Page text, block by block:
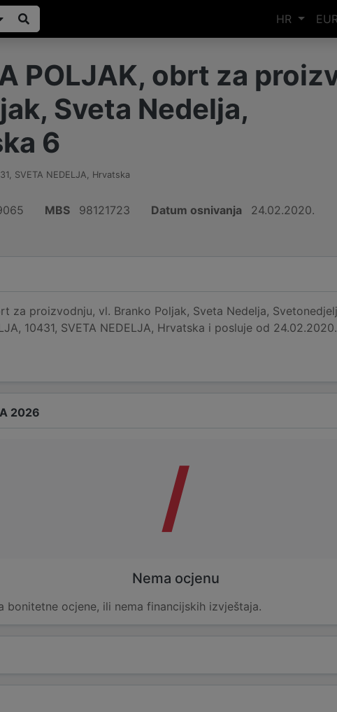
HR
POLJAK, obrt za
Sveta Nedelja,
6
, SVETA NEDELJA, Hrvatska
MBS 98121723 Datum osnivanja 24.02.2020.
za proizvodnju, vl. Branko Poljak, Sveta Nedelja,
10431, SVETA NEDELJA, Hrvatska i posluje od
2026
/
Nema ocjenu
ocjene, ili nema financijskih izvještaja.